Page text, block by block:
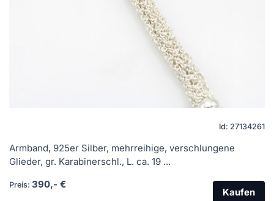
Id: 27134261
Armband, 925er Silber, mehrreihige, verschlungene
Glieder, gr. Karabinerschl., L. ca. 19 ...
Preis: 390,- €
Kaufen